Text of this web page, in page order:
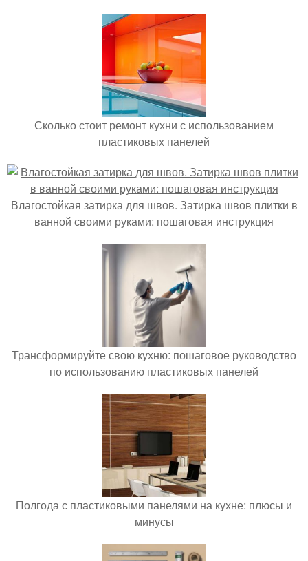
Сколько стоит ремонт кухни с использованием
пластиковых панелей
Влагостойкая затирка для швов. Затирка швов плитки в
ванной своими руками: пошаговая инструкция
Трансформируйте свою кухню: пошаговое руководство
по использованию пластиковых панелей
Полгода с пластиковыми панелями на кухне: плюсы и
минусы